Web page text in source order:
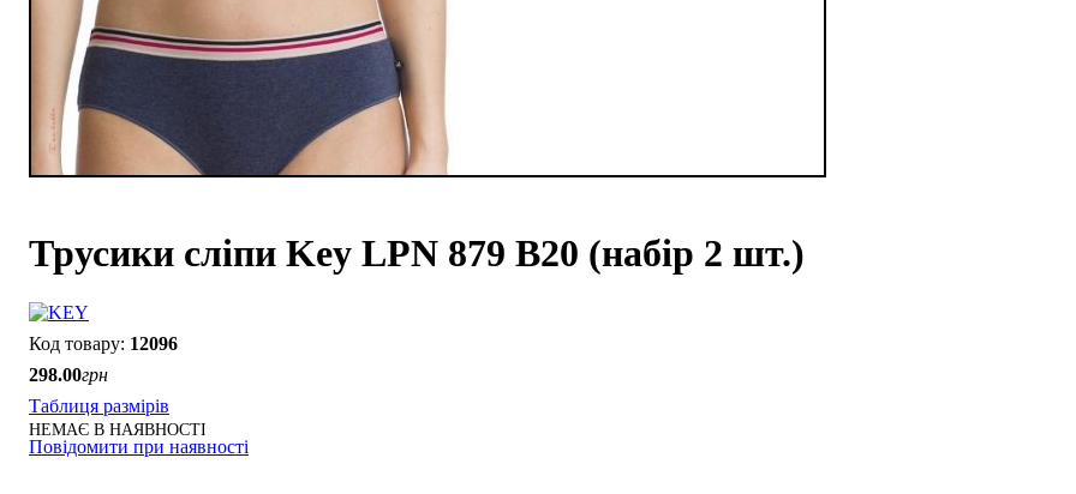
Трусики сліпи Key LPN 879 B20 (набір 2 шт.)
12096
298.00грн
Таблиця размірів
НЕМАЄ В НАЯВНОСТІ
Повідомити при наявності